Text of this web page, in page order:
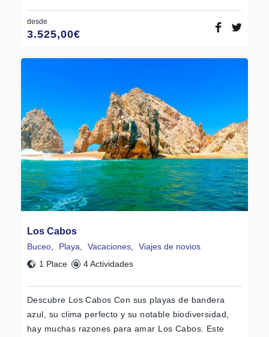
desde
3.525,00€
Los Cabos
Buceo Playa Vacaciones
Viajes de novios
1 Place
4 Actividades
Descubre Los Cabos Con sus playas de bandera
azul, su clima perfecto y su notable biodiversidad,
hay muchas razones para amar Los Cabos. Este